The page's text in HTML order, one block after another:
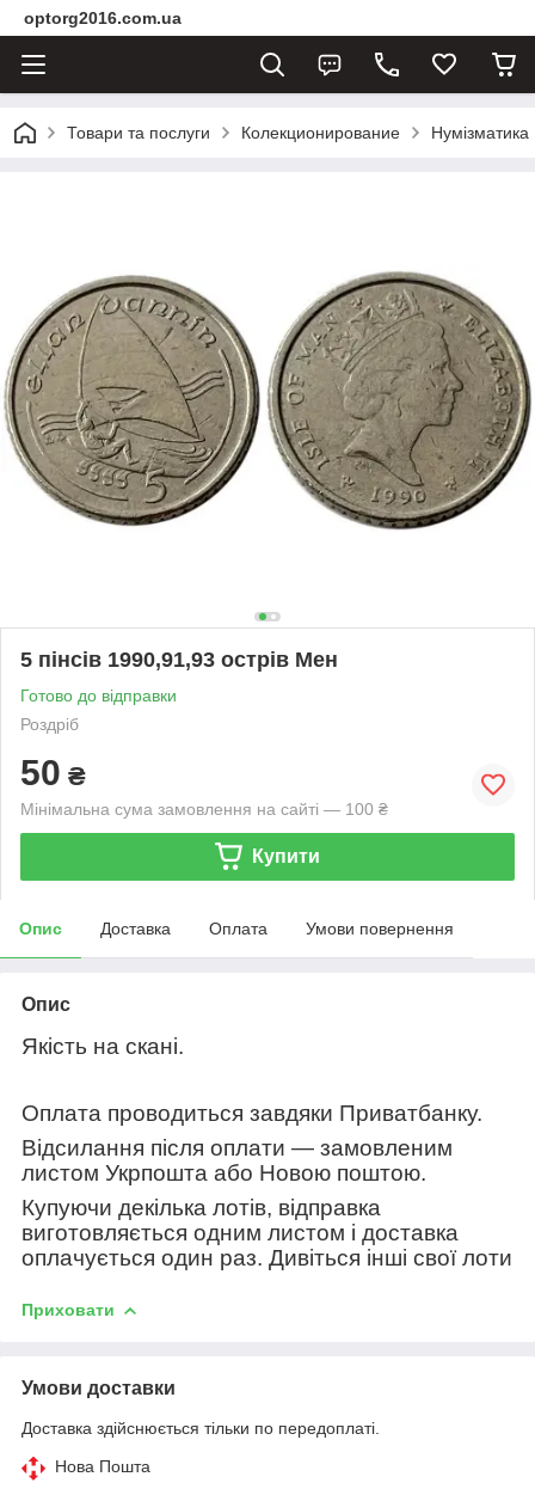
optorg2016.com.ua
Товари та послуги Колекционирование Нумізматика
5 пінсів 1990,91,93 острів Мен
Готово до відправки
Роздріб
50 ₴
Мінімальна сума замовлення на сайті — 100 ₴
Купити
Опис Доставка Оплата Умови повернення
Опис
Якість на скані.
Оплата проводиться завдяки Приватбанку.
Відсилання після оплати — замовленим
листом Укрпошта або Новою поштою.
Купуючи декілька лотів, відправка
виготовляється одним листом і доставка
оплачується один раз. Дивіться інші свої лоти
Приховати
Умови доставки
Доставка здійснюється тільки по передоплаті.
Нова Пошта